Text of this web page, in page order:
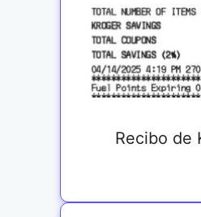
Recibo de